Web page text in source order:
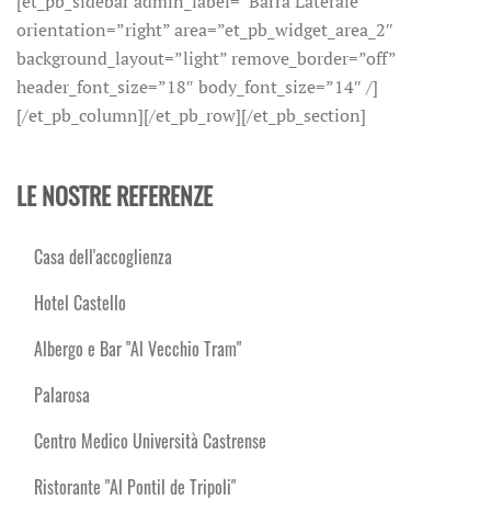
orientation=”right” area=”et_pb_widget_area_2″
background_layout=”light” remove_border=”off”
header_font_size=”18″ body_font_size=”14″ /]
[/et_pb_column][/et_pb_row][/et_pb_section]
LE NOSTRE REFERENZE
Casa dell'accoglienza
Hotel Castello
Albergo e Bar "Al Vecchio Tram"
Palarosa
Centro Medico Università Castrense
Ristorante "Al Pontil de Tripoli"